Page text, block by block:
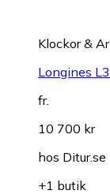
Klockor &
Longines
fr.
10 700 kr
hos Ditur.se
+1 butik